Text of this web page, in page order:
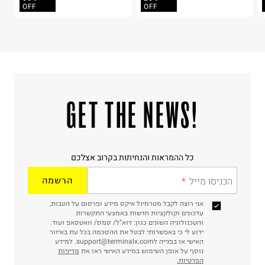
OFF
OFF
!GET THE NEWS
כל ההמראות והנחיתות בקרוב אצלכם
הכניסו מייל הרשמה
אני רוצה לקבל מטרמינל איקס מידע ופרסום על הטבות,
עדכונים וקולקציות חדשות באמצעי התקשרות
והטכנולוגיה השונים כגון: דוא"ל/ סמס/ וואטסאפ ועוד.
ידוע לי כי באפשרותי לבטל את ההסכמה בכל עת באיזור
האישי או בפנייה לsupport@terminalx.com. למידע
נוסף על אופן השימוש במידע האישי ראו את מדיניות
הפרטיות.